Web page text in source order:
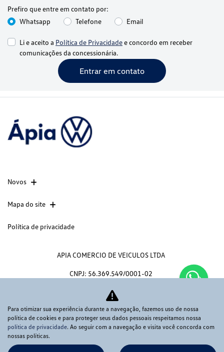
Prefiro que entre em contato por:
Whatsapp
Telefone Email
Li e aceito a Política de Privacidadee concordo em receber
comunicações da concessionária.
Entrar em contato
Novos
Mapa do site
Política de privacidade
APIA COMERCIO DE VEICULOS LTDA
CNPJ: 56.369.549/0001-02
No trânsito, enxergar o outro salva
vidas.
Para otimizar sua experiência durante a navegação, fazemos uso de nossa
política de cookies e para proteger seus dados pessoais respeitamos nossa
política de privacidade. Ao seguir com a navegação e visita você concorda com
nossas políticas.